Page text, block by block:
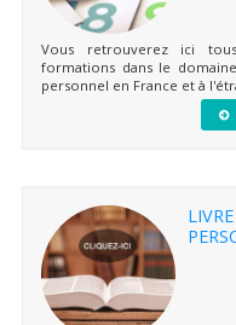
Vous retrouverez ici
formations dans le
personnel en France et à